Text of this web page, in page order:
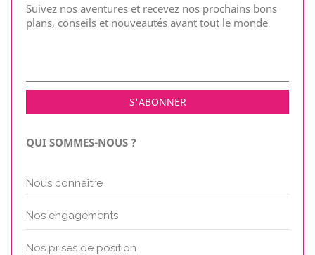
Suivez nos aventures et recevez nos prochains bons
plans, conseils et nouveautés avant tout le monde
QUI SOMMES-NOUS ?
Nous connaître
Nos engagements
Nos prises de position